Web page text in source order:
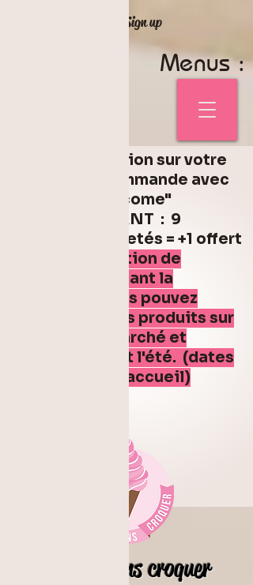
Login/Sign up
Menus :
5% de réduction sur votre
première commande avec
le code "welcome"
Code FONDANT : 9
fondants achetés = +1 offert
Pas d'expédition de
fondant pendant la
canicule. Vous pouvez
retrouver mes produits sur
différents marché et
boutique tout l'été. (dates
sur la page d'accueil)
Craquer sans croquer